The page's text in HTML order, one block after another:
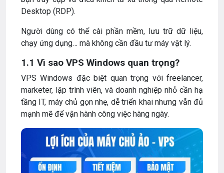
Desktop (RDP).
Người dùng có thể cài phần mềm, lưu trữ dữ liệu,
chạy ứng dụng… mà không cần đầu tư máy vật lý.
1.1 Vì sao VPS Windows quan trọng?
VPS Windows đặc biệt quan trọng với freelancer,
marketer, lập trình viên, và doanh nghiệp nhỏ cần hạ
tầng IT, máy chủ gọn nhẹ, dễ triển khai nhưng vẫn đủ
mạnh mẽ để vận hành công việc hàng ngày.